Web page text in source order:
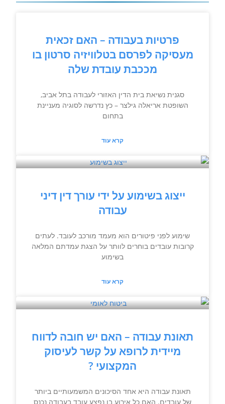
פרטיות בעבודה – האם זכאית
מעסיקה לפרסם בטלוויזיה סרטון בו
מככבת עובדת שלה
סגנית נשיאת בית הדין האזורי לעבודה בתל אביב,
השופטת אריאלה גילצר – כץ נדרשה לסוגיה מעניינת
בתחום
קרא עוד
ייצוג בשימוע על ידי עורך דין דיני
עבודה
שימוע לפני פיטורים הוא מעמד מורכב לעובד. לעתים
קרובות עובדים בוחרים לוותר על הצגת עמדתם המלאה
בשימוע
קרא עוד
תאונת עבודה – האם יש חובה לדווח
מיידית לרופא על קשר לעיסוק
המקצועי ?
תאונת עבודה היא אחד הסיכונים המשמעותיים ביותר
של עובדים. האם כל אירוע בו נפצע עובד בעבודה נכנס